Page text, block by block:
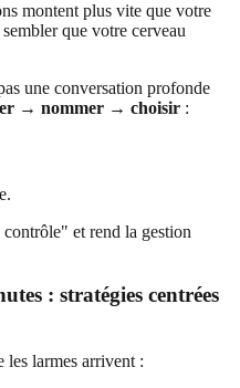
montent plus vite que votre
que votre cerveau
une conversation profonde
→ nommer → choisir :
et rend la gestion
: stratégies centrées
les larmes arrivent :